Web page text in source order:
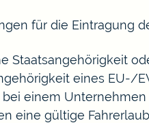
für die Eintragung
Staatsangehörigkeit
eines EU-/
bei einem
eine gültige